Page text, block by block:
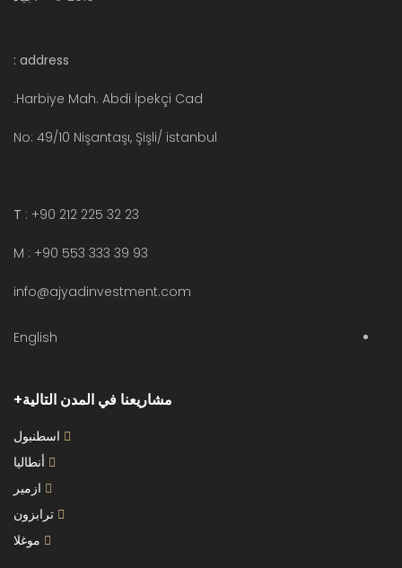
address :
Harbiye Mah. Abdi İpekçi Cad.
No: 49/10 Nişantaşı, Şişli/ istanbul
T : +90 212 225 32 23
M : +90 553 333 39 93
info@ajyadinvestment.com
English
مشاريعنا في المدن التالية
اسطنبول
أنطاليا
ازمير
ترابزون
موغلا